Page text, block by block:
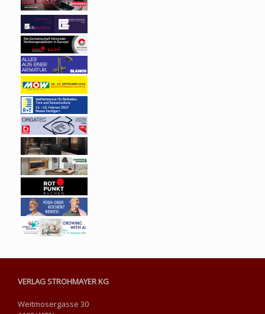
VERLAG STROHMAYER KG
Weitmosergasse 30